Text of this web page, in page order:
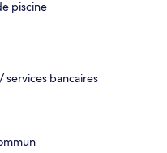
piscine
bancaires